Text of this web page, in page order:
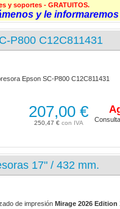
y soportes - GRATUITOS.
y le
P800 C12C811431
Epson SC-P800 C12C811431
250,47 €
207,00 €
17" / 432 mm.
de impresiónMirage 2026 Edition